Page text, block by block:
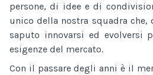
persone, di idee e di
unico della nostra squadra che,
saputo innovarsi ed evolversi
esigenze del mercato.
Con il passare degli anni è il